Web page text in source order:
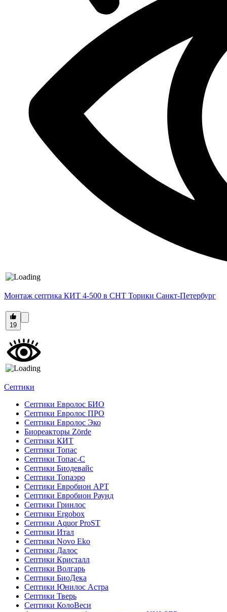
Монтаж септика КИТ 4-500 в СНТ Торики Санкт-Петербург
19
Септики
Септики Евролос БИО
Септики Евролос ПРО
Септики Евролос Эко
Биореакторы Zörde
Септики КИТ
Септики Топас
Септики Топас-С
Септики Биодевайс
Септики Топаэро
Септики Евробион АРТ
Септики Евробион Раунд
Септики Гринлос
Септики Ergobox
Септики Aquor ProST
Септики Итал
Септики Novo Eko
Септики Далос
Септики Кристалл
Септики Волгарь
Септики БиоДека
Септики Юнилос Астра
Септики Тверь
Септики КолоВеси